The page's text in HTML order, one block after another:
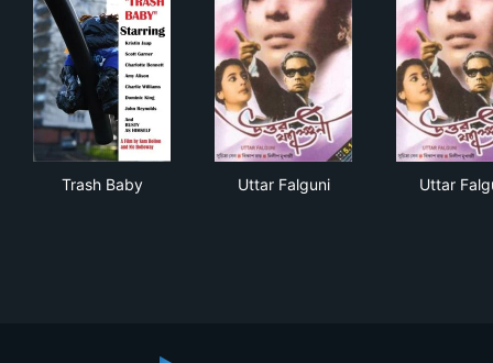
Trash Baby Uttar Falguni Uttar